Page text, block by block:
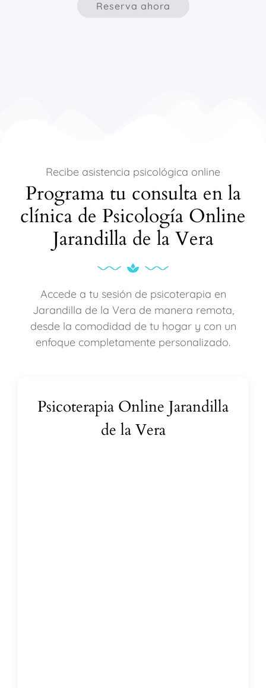
Reserva ahora
Recibe asistencia psicológica online
Programa tu consulta en la
clínica de Psicología Online
Jarandilla de la Vera
Accede a tu sesión de psicoterapia en
Jarandilla de la Vera de manera remota,
desde la comodidad de tu hogar y con un
enfoque completamente personalizado.
Psicoterapia Online Jarandilla
de la Vera